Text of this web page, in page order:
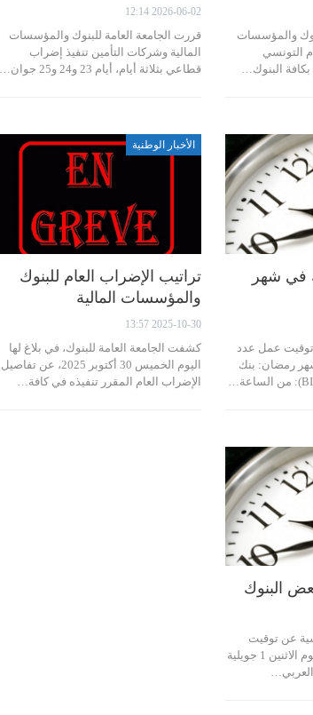
والمؤسسات
التونسي
البنوك…
2026-06-02 12:14
قررت الجامعة العامة للبنوك والمؤسسات
المالية وشركات التأمين تنفيذ إضراب
قطاعي بثلاثة أيام، أيام 23 و24 و25 جوان…
في شهر
توقيت عمل عدد
رمضان: بنك
الأخبار الوطنية
تراتيب الإضراب العام للبنوك
والمؤسسات المالية
2025-10-30 13:57
كشفت الجامعة العامة للبنوك، في بلاغ لها
اليوم الخميس 30 أكتوبر 2025، عن تفاصيل
الإضراب العام المقرر تنفيذه في كافة…
البنوك
عن توقيت
العمل الصيفي بداية من يوم الاثنين 1 جويلية